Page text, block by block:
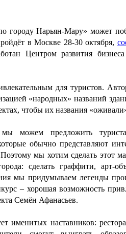
городу Нарьян-Мару» может
в Москве 28-30 октября,
Центром развития
для туристов.
«народных» названий
чтобы их названия
предложить
обычно представляют
мы хотим сделать этот
сделать граффити, арт-
мы придумываем легенды
– хорошая возможность
Семён Афанасьев.
именитых наставников: